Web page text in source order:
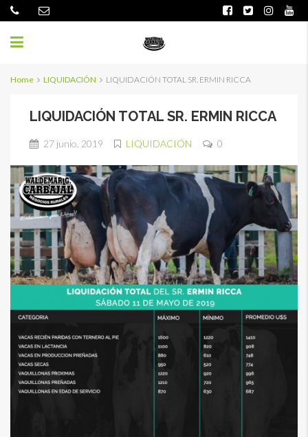
Home LIQUIDACIÓN LIQUIDACIÓN TOTAL SR. ERMIN RICCA
LIQUIDACIÓN TOTAL SR. ERMIN RICCA
27 junio, 2019 LIQUIDACIÓN 0